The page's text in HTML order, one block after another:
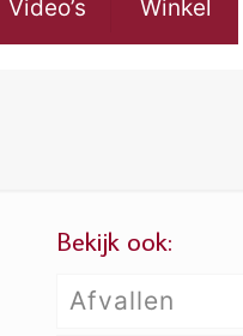
Video’s Winkel
Bekijk ook:
Afvallen